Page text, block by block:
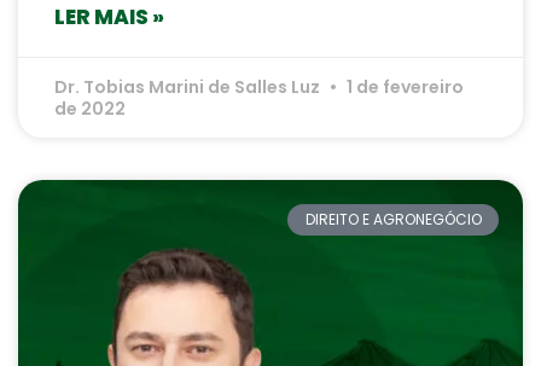
LER MAIS »
Dr. Tobias Marini de Salles Luz
1 de fevereiro
de 2022
DIREITO E AGRONEGÓCIO